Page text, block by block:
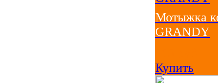
Мотыжка
GRANDY
Купить